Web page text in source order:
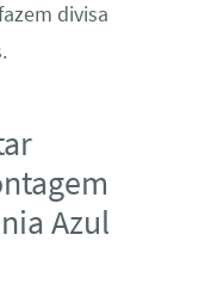
divisa
Azul